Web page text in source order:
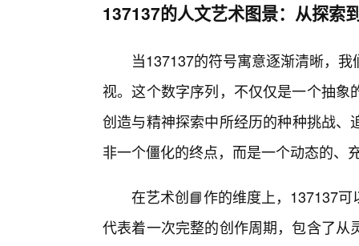
137137的人文艺术图景：从探索
当137137的符号寓意逐渐清晰，
视。这个数字序列，不仅仅是一个抽
创造与精神探索中所经历的种种挑战、
非一个僵化的终点，而是一个动态的、
在艺术创📘作的维度上，137137可
代表着一次完整的创作周期，包含了